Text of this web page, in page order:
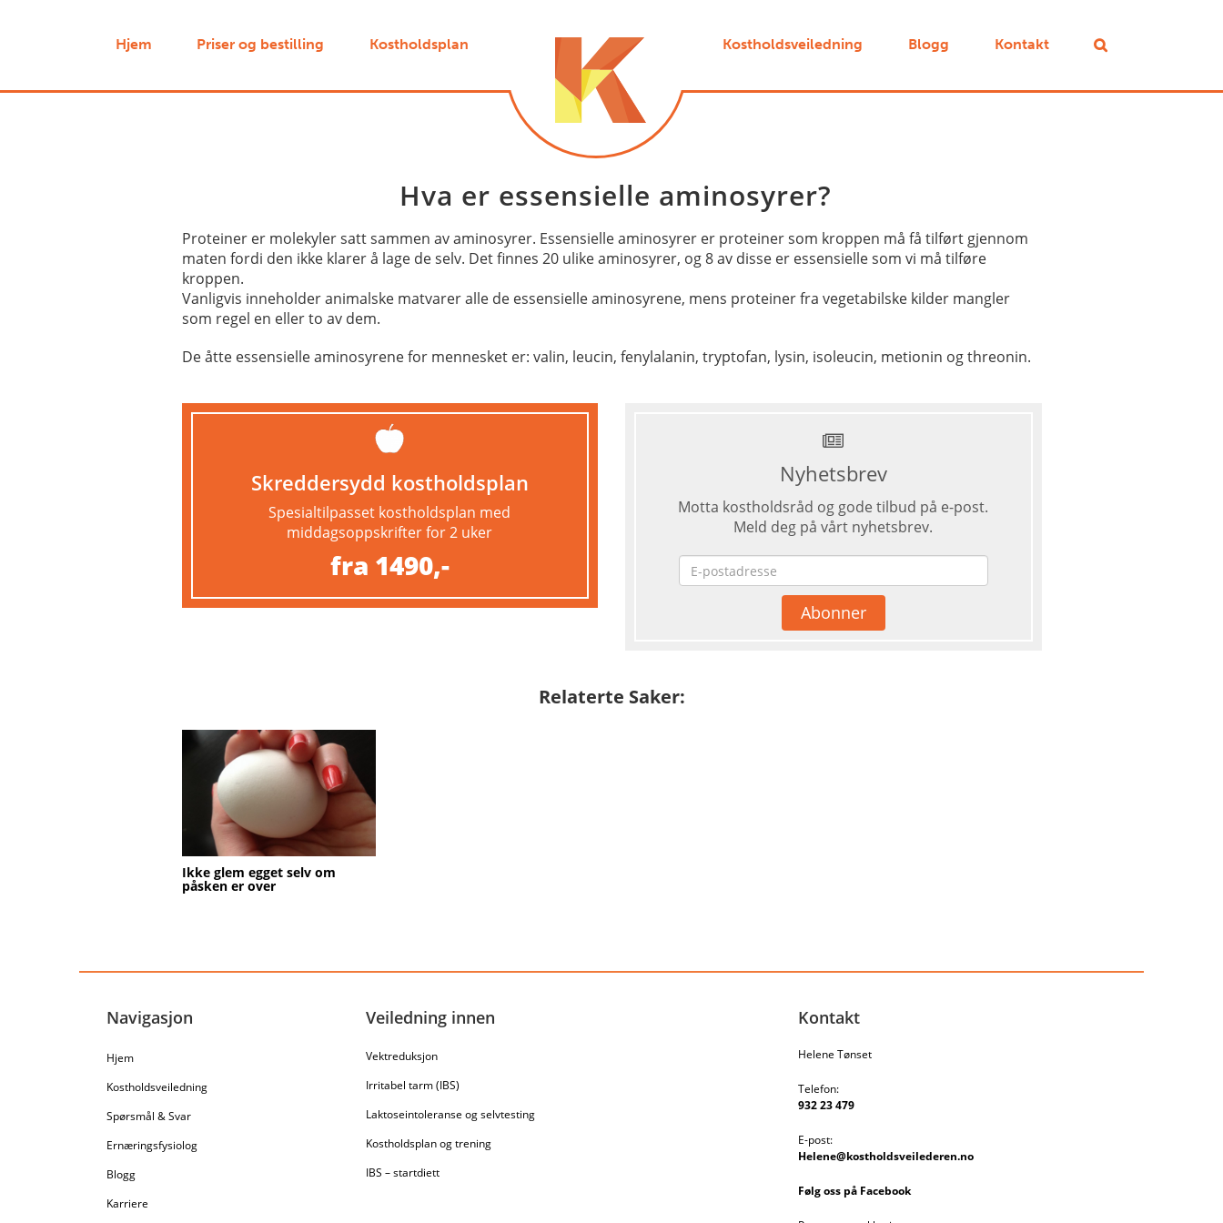
Hjem Priser og bestilling Kostholdsplan Kostholdsveiledning Blogg Kontakt
Hva er essensielle aminosyrer?
Proteiner er molekyler satt sammen av aminosyrer. Essensielle aminosyrer er proteiner som kroppen må få tilført gjennom
maten fordi den ikke klarer å lage de selv. Det finnes 20 ulike aminosyrer, og 8 av disse er essensielle som vi må tilføre
kroppen.
Vanligvis inneholder animalske matvarer alle de essensielle aminosyrene, mens proteiner fra vegetabilske kilder mangler
som regel en eller to av dem.
De åtte essensielle aminosyrene for mennesket er: valin, leucin, fenylalanin, tryptofan, lysin, isoleucin, metionin og threonin.
Skreddersydd kostholdsplan
Spesialtilpasset kostholdsplan med
middagsoppskrifter for 2 uker
fra 1490,-
Nyhetsbrev
Motta kostholdsråd og gode tilbud på e-post.
Meld deg på vårt nyhetsbrev.
Relaterte Saker:
Ikke glem egget selv om
påsken er over
Navigasjon
Hjem
Kostholdsveiledning
Spørsmål & Svar
Ernæringsfysiolog
Blogg
Karriere
Veiledning innen
Vektreduksjon
Irritabel tarm (IBS)
Laktoseintoleranse og selvtesting
Kostholdsplan og trening
IBS – startdiett
Kontakt
Helene Tønset
Telefon:
932 23 479
E-post:
Helene@kostholdsveilederen.no
Følg oss på Facebook